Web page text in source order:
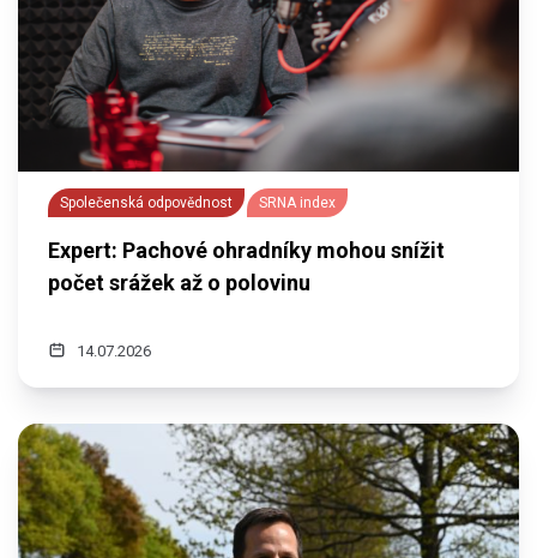
Společenská odpovědnost SRNA index
Expert: Pachové ohradníky mohou snížit
počet srážek až o polovinu
14.07.2026